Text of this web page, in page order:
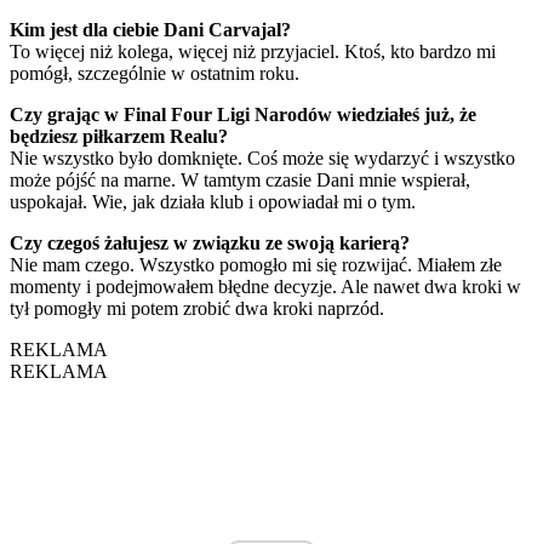
Kim jest dla ciebie Dani Carvajal?
To więcej niż kolega, więcej niż przyjaciel. Ktoś, kto bardzo mi
pomógł, szczególnie w ostatnim roku.
Czy grając w Final Four Ligi Narodów wiedziałeś już, że
będziesz piłkarzem Realu?
Nie wszystko było domknięte. Coś może się wydarzyć i wszystko
może pójść na marne. W tamtym czasie Dani mnie wspierał,
uspokajał. Wie, jak działa klub i opowiadał mi o tym.
Czy czegoś żałujesz w związku ze swoją karierą?
Nie mam czego. Wszystko pomogło mi się rozwijać. Miałem złe
momenty i podejmowałem błędne decyzje. Ale nawet dwa kroki w
tył pomogły mi potem zrobić dwa kroki naprzód.
REKLAMA
REKLAMA